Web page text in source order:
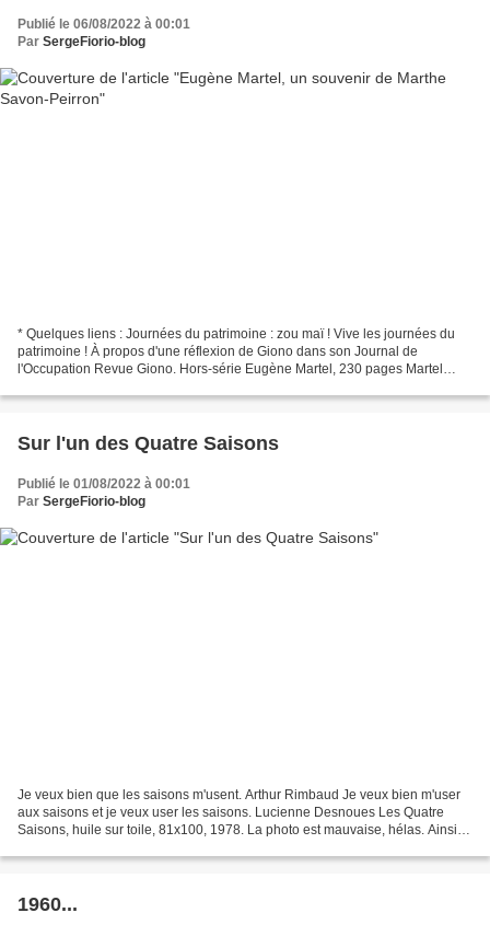
Publié le 06/08/2022 à 00:01
Par SergeFiorio-blog
* Quelques liens : Journées du patrimoine : zou maï ! Vive les journées du
patrimoine ! À propos d'une réflexion de Giono dans son Journal de
l'Occupation Revue Giono. Hors-série Eugène Martel, 230 pages Martel
Sur l'un des Quatre Saisons
Publié le 01/08/2022 à 00:01
Par SergeFiorio-blog
Je veux bien que les saisons m'usent. Arthur Rimbaud Je veux bien m'user
aux saisons et je veux user les saisons. Lucienne Desnoues Les Quatre
Saisons, huile sur toile, 81x100, 1978. La photo est mauvaise, hélas. Ainsi
1960...